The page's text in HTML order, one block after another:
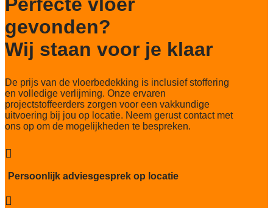
Totaal gwicht
klasse 33 LC 1+ Rolstoel A
Thermische weerstand
0,062 m2.K/W
Brandwerend
Bfl-S1
gevonden?
Wij staan voor je klaar
De prijs van de vloerbedekking is inclusief stoffering
en volledige verlijming. Onze ervaren
projectstoffeerders zorgen voor een vakkundige
uitvoering bij jou op locatie. Neem gerust contact met
ons op om de mogelijkheden te bespreken.

Persoonlijk adviesgesprek op locatie
